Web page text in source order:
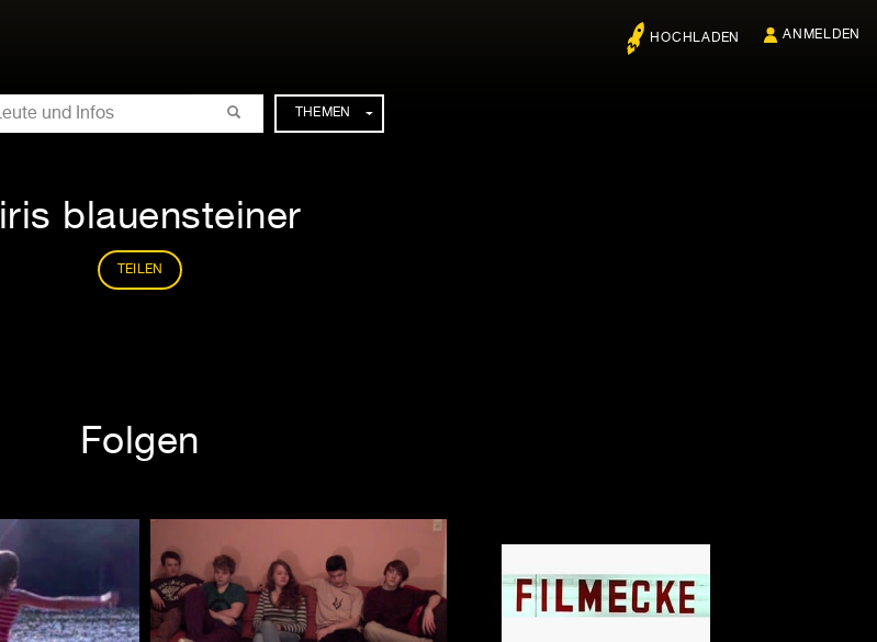
HOCHLADEN ANMELDEN
THEMEN
iris blauensteiner
TEILEN
Folgen